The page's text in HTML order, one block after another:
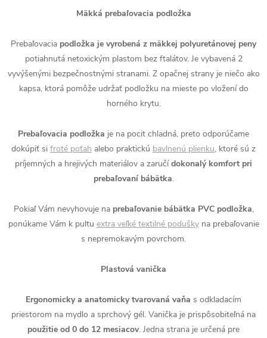
Mäkká prebaľovacia podložka
Prebaľovacia podložka je vyrobená z mäkkej polyuretánovej peny
potiahnutá netoxickým plastom bez ftalátov. Je vybavená 2
vyvýšenými bezpečnostnými stranami. Z opačnej strany je niečo ako
kapsa, ktorá pomôže udržať podložku na mieste po vložení do
horného krytu.
Prebaľovacia podložka je na pocit chladná, preto odporúčame
dokúpiť si froté poťah alebo praktickú bavlnenú plienku, ktoré sú z
príjemných a hrejivých materiálov a zaručídokonalý komfort pri
prebaľovaní bábätka.
Pokiaľ Vám nevyhovuje na prebaľovanie bábätka PVC podložka,
ponúkame Vám k pultu extra veľké textilné poduškyna prebaľovanie
s nepremokavým povrchom.
Plastová vanička
Ergonomicky a anatomicky tvarovaná vaňa s odkladacím
priestorom na mydlo a sprchový gél. Vanička je prispôsobiteľná na
použitie od 0 do 12 mesiacov. Jedna strana je určená pre